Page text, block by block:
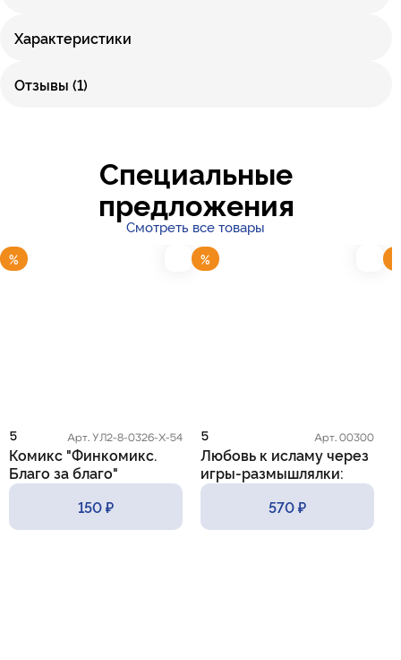
Характеристики
Отзывы (1)
Специальные
предложения
Смотреть все товары
%
5 Арт. УЛ2-8-0326-Х-54
Комикс "Финкомикс.
Благо за благо"
150 ₽
%
5 Арт. 00300
Любовь к исламу через
игры-размышлялки:
практические приемы и
570 ₽